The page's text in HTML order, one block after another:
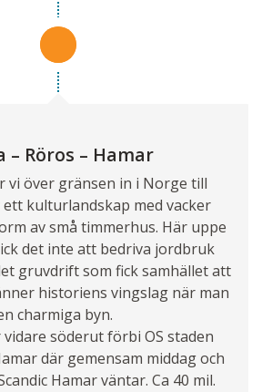
Röros – Hamar
vi över gränsen in i Norge till
ett kulturlandskap med vacker
av små timmerhus. Här uppe
det inte att bedriva jordbruk
gruvdrift som fick samhället att
historiens vingslag när man
charmiga byn.
söderut förbi OS staden
där gemensam middag och
Hamar väntar. Ca 40 mil.